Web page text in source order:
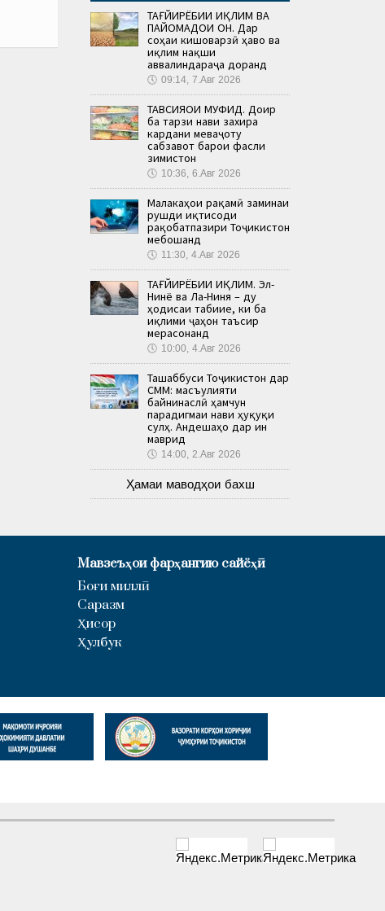
ТАҒЙИРЁБИИ ИҚЛИМ ВА
ПАЙОМАДҲОИ ОН. Дар
соҳаи кишоварзӣ ҳаво ва
иқлим нақши
аввалиндараҷа доранд
🕔 09:14, 7.Авг 2026
ТАВСИЯҲОИ МУФИД. Доир
ба тарзи нави захира
кардани меваҷоту
сабзавот барои фасли
зимистон
🕔 10:36, 6.Авг 2026
Малакаҳои рақамӣ заминаи
рушди иқтисоди
рақобатпазири Тоҷикистон
мебошанд
🕔 11:30, 4.Авг 2026
ТАҒЙИРЁБИИ ИҚЛИМ. Эл-
Нинё ва Ла-Ниня – ду
ҳодисаи табиие, ки ба
иқлими ҷаҳон таъсир
мерасонанд
🕔 10:00, 4.Авг 2026
Ташаббуси Тоҷикистон дар
СММ: масъулияти
байнинаслӣ ҳамчун
парадигмаи нави ҳуқуқи
сулҳ. Андешаҳо дар ин
маврид
🕔 14:00, 2.Авг 2026
Ҳамаи маводҳои бахш
Мавзеъҳои фарҳангию сайёҳӣ
Боғи миллӣ
Саразм
Ҳисор
Ҳулбук